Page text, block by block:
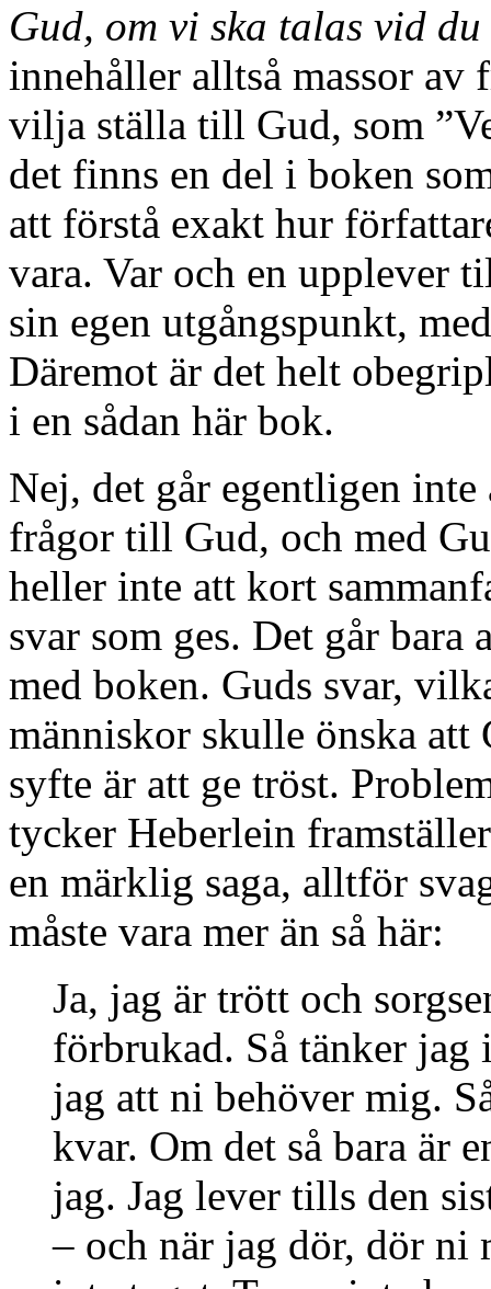
Gud, om vi ska talas vid
innehåller alltså massor
vilja ställa till Gud, som
det finns en del i boken
att förstå exakt hur
vara. Var och en upplever
sin egen utgångspunkt,
Däremot är det helt
i en sådan här bok.
Nej, det går egentligen inte
frågor till Gud, och med
heller inte att kort
svar som ges. Det går
med boken. Guds svar,
människor skulle önska att
syfte är att ge tröst.
tycker Heberlein
en märklig saga, alltför
måste vara mer än så här:
Ja, jag är trött och
förbrukad. Så tänker jag
jag att ni behöver mig.
kvar. Om det så bara är
jag. Jag lever tills den
– och när jag dör, dör ni